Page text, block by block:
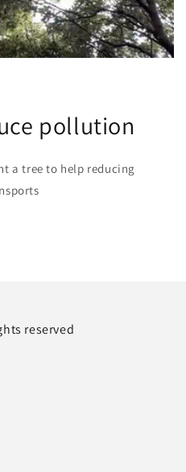
pollution
a tree to help reducing
reserved